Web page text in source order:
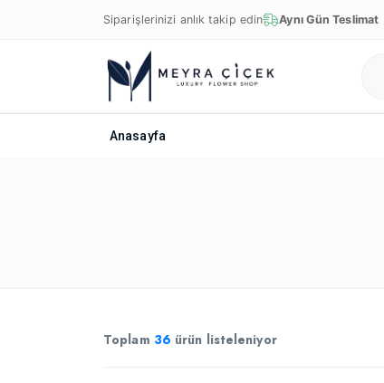
Siparişlerinizi anlık takip edin Aynı Gün Teslimat
Anasayfa
Toplam 36 ürün listeleniyor